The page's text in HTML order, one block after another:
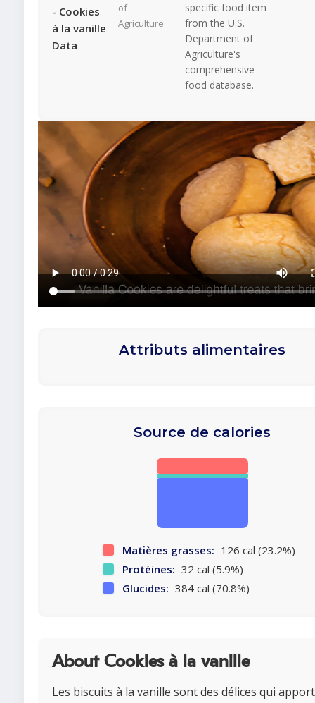
- Cookies
à la vanille
Data
of
Agriculture
specific food item
from the U.S.
Department of
Agriculture's
comprehensive
food database.
Attributs alimentaires
Source de calories
Matières grasses: 126 cal (23.2%)
Protéines: 32 cal (5.9%)
Glucides: 384 cal (70.8%)
About Cookies à la vanille
Les biscuits à la vanille sont des délices qui